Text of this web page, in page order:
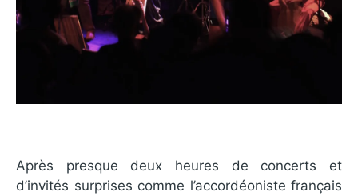
Après presque deux heures de concerts et
d’invités surprises comme l’accordéoniste français